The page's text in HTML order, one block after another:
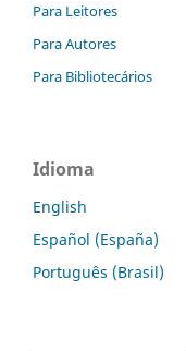
Para Leitores
Para Autores
Para Bibliotecários
Idioma
English
Español (España)
Português (Brasil)